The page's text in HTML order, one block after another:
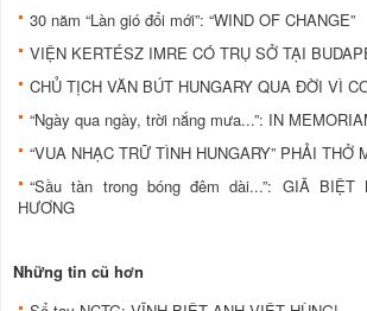
30 năm “Làn gió đổi mới”: “WIND OF CHANGE”
VIỆN KERTÉSZ IMRE CÓ TRỤ SỞ TẠI
CHỦ TỊCH VĂN BÚT HUNGARY QUA ĐỜI VÌ
“Ngày qua ngày, trời nắng mưa...”: IN
“VUA NHẠC TRỮ TÌNH HUNGARY” PHẢI THỞ
“Sầu tàn trong bóng đêm dài...”: GIÃ BIỆT
HƯƠNG
Những tin cũ hơn